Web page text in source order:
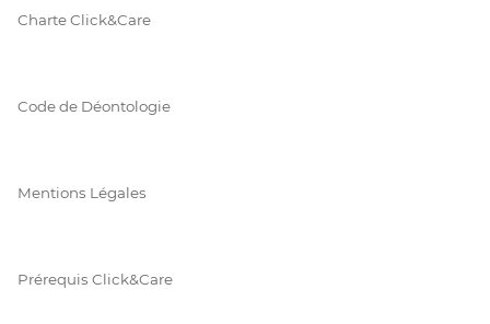
Charte Click&Care
Code de Déontologie
Mentions Légales
Prérequis Click&Care